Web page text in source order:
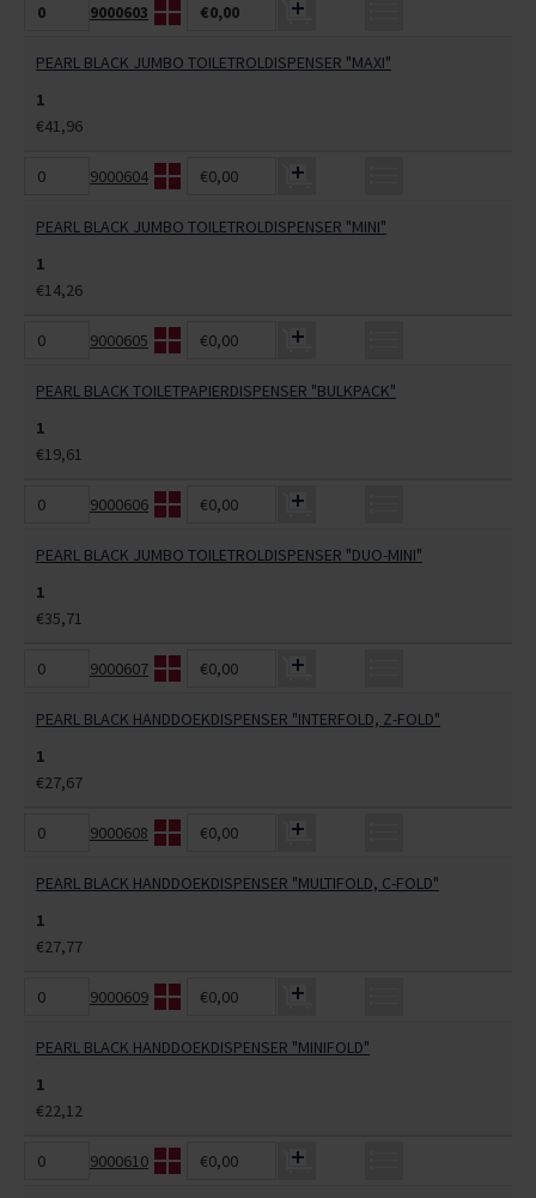
9000603 €0,00
PEARL BLACK JUMBO TOILETROLDISPENSER "MAXI"
1
€41,96
9000604 €0,00
PEARL BLACK JUMBO TOILETROLDISPENSER "MINI"
1
€14,26
9000605 €0,00
PEARL BLACK TOILETPAPIERDISPENSER "BULKPACK"
1
€19,61
9000606 €0,00
PEARL BLACK JUMBO TOILETROLDISPENSER "DUO-MINI"
1
€35,71
9000607 €0,00
PEARL BLACK HANDDOEKDISPENSER "INTERFOLD, Z-FOLD"
1
€27,67
9000608 €0,00
PEARL BLACK HANDDOEKDISPENSER "MULTIFOLD, C-FOLD"
1
€27,77
9000609 €0,00
PEARL BLACK HANDDOEKDISPENSER "MINIFOLD"
1
€22,12
9000610 €0,00